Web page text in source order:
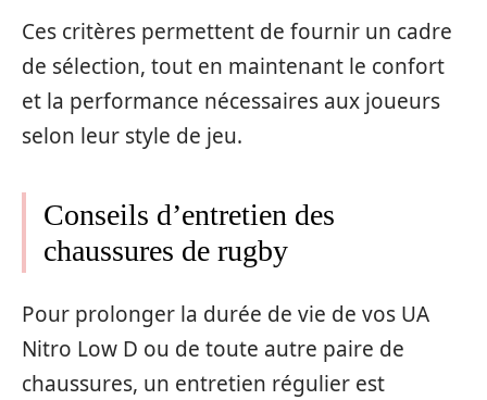
Ces critères permettent de fournir un cadre
de sélection, tout en maintenant le confort
et la performance nécessaires aux joueurs
selon leur style de jeu.
Conseils d’entretien des
chaussures de rugby
Pour prolonger la durée de vie de vos UA
Nitro Low D ou de toute autre paire de
chaussures, un entretien régulier est